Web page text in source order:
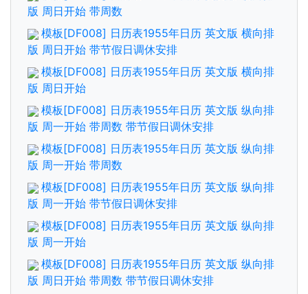
版 周日开始 带周数
模板[DF008] 日历表1955年日历 英文版 横向排
版 周日开始 带节假日调休安排
模板[DF008] 日历表1955年日历 英文版 横向排
版 周日开始
模板[DF008] 日历表1955年日历 英文版 纵向排
版 周一开始 带周数 带节假日调休安排
模板[DF008] 日历表1955年日历 英文版 纵向排
版 周一开始 带周数
模板[DF008] 日历表1955年日历 英文版 纵向排
版 周一开始 带节假日调休安排
模板[DF008] 日历表1955年日历 英文版 纵向排
版 周一开始
模板[DF008] 日历表1955年日历 英文版 纵向排
版 周日开始 带周数 带节假日调休安排